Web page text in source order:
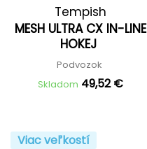
Tempish
MESH ULTRA CX IN-LINE
HOKEJ
Podvozok
Skladom 49,52 €
Viac veľkostí